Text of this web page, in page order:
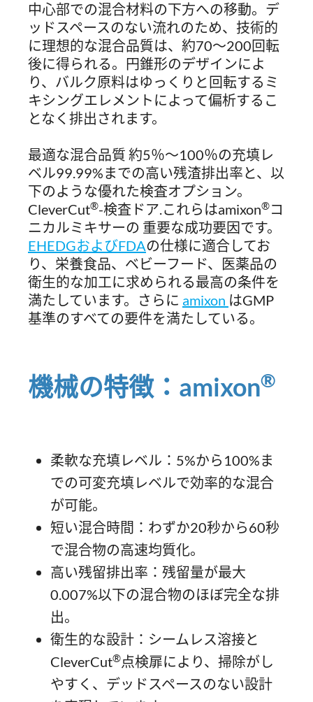
中心部での混合材料の下方への移動。デ
ッドスペースのない流れのため、技術的
に理想的な混合品質は、約70～200回転
後に得られる。円錐形のデザインによ
り、バルク原料はゆっくりと回転するミ
キシングエレメントによって偏析するこ
となく排出されます。
最適な混合品質 約5％～100％の充填レ
ベル99.99%までの高い残渣排出率と、以
下のような優れた検査オプション。
CleverCut®-検査ドア.これらはamixon®コ
ニカルミキサーの 重要な成功要因です。
EHEDGおよびFDAの仕様に適合してお
り、栄養食品、ベビーフード、医薬品の
衛生的な加工に求められる最高の条件を
満たしています。さらに amixon はGMP
基準のすべての要件を満たしている。
機械の特徴：amixon®
柔軟な充填レベル：5%から100%ま
での可変充填レベルで効率的な混合
が可能。
短い混合時間：わずか20秒から60秒
で混合物の高速均質化。
高い残留排出率：残留量が最大
0.007%以下の混合物のほぼ完全な排
出。
衛生的な設計：シームレス溶接と
CleverCut®点検扉により、掃除がし
やすく、デッドスペースのない設計